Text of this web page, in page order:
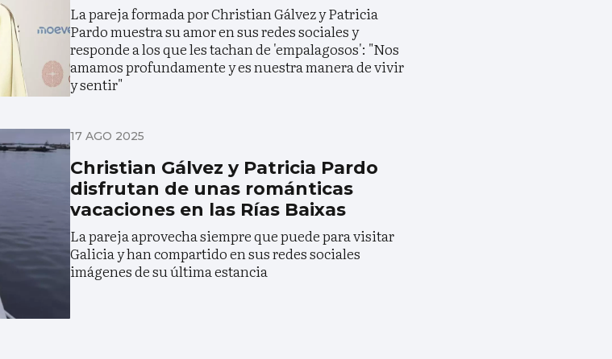
La pareja formada por Christian Gálvez y Patricia
Pardo muestra su amor en sus redes sociales y
responde a los que les tachan de 'empalagosos': "Nos
amamos profundamente y es nuestra manera de vivir
y sentir"
17 AGO 2025
Christian Gálvez y Patricia Pardo
disfrutan de unas románticas
vacaciones en las Rías Baixas
La pareja aprovecha siempre que puede para visitar
Galicia y han compartido en sus redes sociales
imágenes de su última estancia